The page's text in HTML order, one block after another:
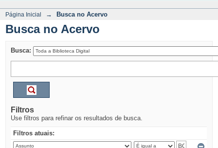
Página Inicial → Busca no Acervo
Busca no Acervo
Busca:
Filtros
Use filtros para refinar os resultados de busca.
Filtros atuais: